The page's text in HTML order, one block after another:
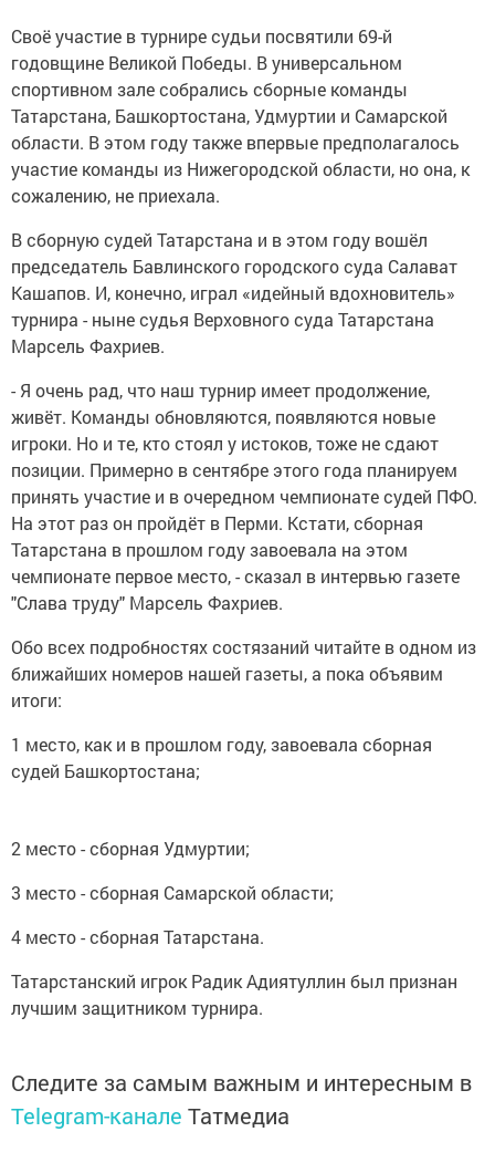
Своё участие в турнире судьи посвятили 69-й
годовщине Великой Победы. В универсальном
спортивном зале собрались сборные команды
Татарстана, Башкортостана, Удмуртии и Самарской
области. В этом году также впервые предполагалось
участие команды из Нижегородской области, но она, к
сожалению, не приехала.
В сборную судей Татарстана и в этом году вошёл
председатель Бавлинского городского суда Салават
Кашапов. И, конечно, играл «идейный вдохновитель»
турнира - ныне судья Верховного суда Татарстана
Марсель Фахриев.
- Я очень рад, что наш турнир имеет продолжение,
живёт. Команды обновляются, появляются новые
игроки. Но и те, кто стоял у истоков, тоже не сдают
позиции. Примерно в сентябре этого года планируем
принять участие и в очередном чемпионате судей ПФО.
На этот раз он пройдёт в Перми. Кстати, сборная
Татарстана в прошлом году завоевала на этом
чемпионате первое место, - сказал в интервью газете
"Слава труду" Марсель Фахриев.
Обо всех подробностях состязаний читайте в одном из
ближайших номеров нашей газеты, а пока объявим
итоги:
1 место, как и в прошлом году, завоевала сборная
судей Башкортостана;
2 место - сборная Удмуртии;
3 место - сборная Самарской области;
4 место - сборная Татарстана.
Татарстанский игрок Радик Адиятуллин был признан
лучшим защитником турнира.
Следите за самым важным и интересным в
Telegram-канале Татмедиа